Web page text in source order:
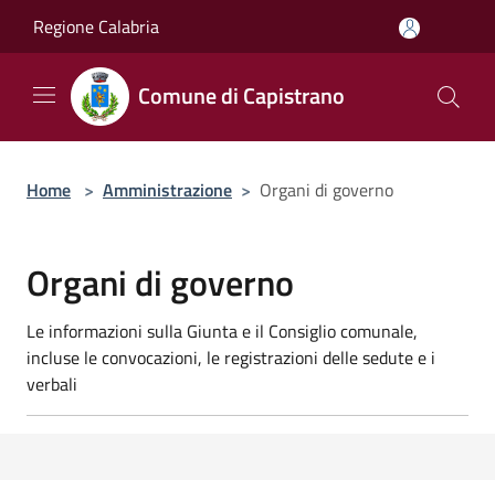
Regione Calabria
Comune di Capistrano
Home > Amministrazione > Organi di governo
Organi di governo
Le informazioni sulla Giunta e il Consiglio comunale,
incluse le convocazioni, le registrazioni delle sedute e i
verbali